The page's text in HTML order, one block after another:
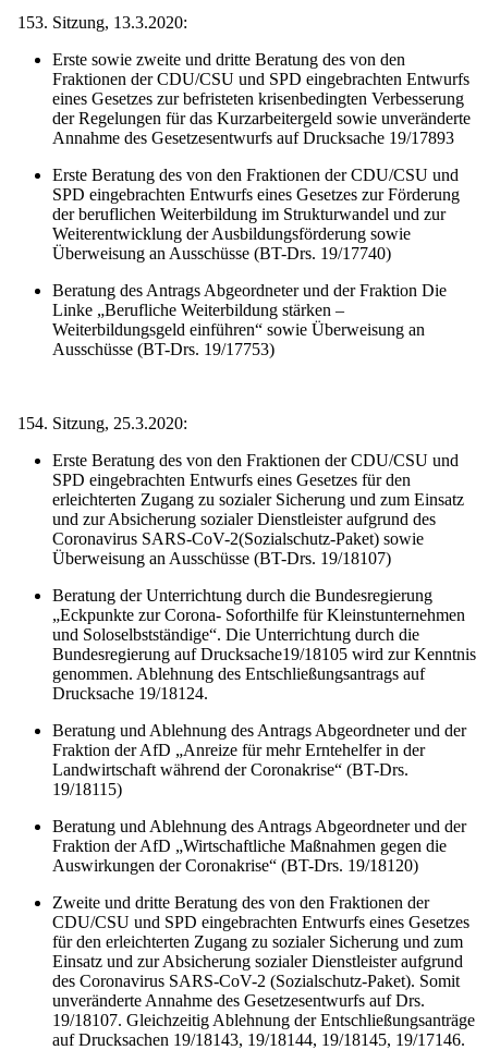
Sitzung, 13.3.2020:
Erste sowie zweite und dritte Beratung des von den
Fraktionen der CDU/CSU und SPD eingebrachten Entwurfs
eines Gesetzes zur befristeten krisenbedingten Verbesserung
der Regelungen für das Kurzarbeitergeld sowie unveränderte
Annahme des Gesetzesentwurfs auf Drucksache 19/17893
Erste Beratung des von den Fraktionen der CDU/CSU und
SPD eingebrachten Entwurfs eines Gesetzes zur Förderung
der beruflichen Weiterbildung im Strukturwandel und zur
Weiterentwicklung der Ausbildungsförderung sowie
Überweisung an Ausschüsse (BT-Drs. 19/17740)
Beratung des Antrags Abgeordneter und der Fraktion Die
Linke „Berufliche Weiterbildung stärken –
Weiterbildungsgeld einführen“ sowie Überweisung an
Ausschüsse (BT-Drs. 19/17753)
Sitzung, 25.3.2020:
Erste Beratung des von den Fraktionen der CDU/CSU und
SPD eingebrachten Entwurfs eines Gesetzes für den
erleichterten Zugang zu sozialer Sicherung und zum Einsatz
und zur Absicherung sozialer Dienstleister aufgrund des
Coronavirus SARS-CoV-2(Sozialschutz-Paket) sowie
Überweisung an Ausschüsse (BT-Drs. 19/18107)
Beratung der Unterrichtung durch die Bundesregierung
„Eckpunkte zur Corona- Soforthilfe für Kleinstunternehmen
und Soloselbstständige“. Die Unterrichtung durch die
Bundesregierung auf Drucksache19/18105 wird zur Kenntnis
genommen. Ablehnung des Entschließungsantrags auf
Drucksache 19/18124.
Beratung und Ablehnung des Antrags Abgeordneter und der
Fraktion der AfD „Anreize für mehr Erntehelfer in der
Landwirtschaft während der Coronakrise“ (BT-Drs.
19/18115)
Beratung und Ablehnung des Antrags Abgeordneter und der
Fraktion der AfD „Wirtschaftliche Maßnahmen gegen die
Auswirkungen der Coronakrise“ (BT-Drs. 19/18120)
Zweite und dritte Beratung des von den Fraktionen der
CDU/CSU und SPD eingebrachten Entwurfs eines Gesetzes
für den erleichterten Zugang zu sozialer Sicherung und zum
Einsatz und zur Absicherung sozialer Dienstleister aufgrund
des Coronavirus SARS-CoV-2 (Sozialschutz-Paket). Somit
unveränderte Annahme des Gesetzesentwurfs auf Drs.
19/18107. Gleichzeitig Ablehnung der Entschließungsanträge
auf Drucksachen 19/18143, 19/18144, 19/18145, 19/17146.